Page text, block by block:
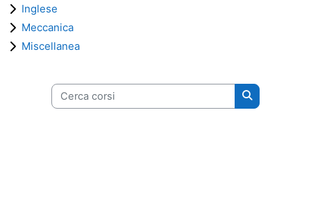
Inglese
Meccanica
Miscellanea
Cerca corsi
Cerca corsi